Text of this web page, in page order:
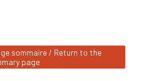
sommaire / Return to the
page